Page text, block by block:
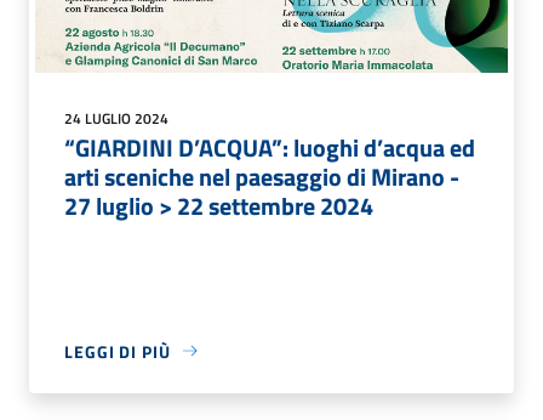
24 LUGLIO 2024
“GIARDINI D’ACQUA”: luoghi d’acqua ed
arti sceniche nel paesaggio di Mirano -
27 luglio > 22 settembre 2024
LEGGI DI PIÙ